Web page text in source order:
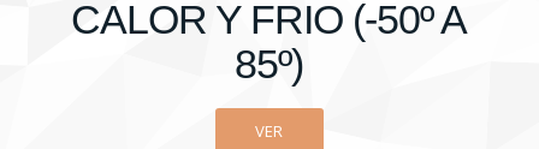
CALOR Y FRIO (-50º A
85º)
VER